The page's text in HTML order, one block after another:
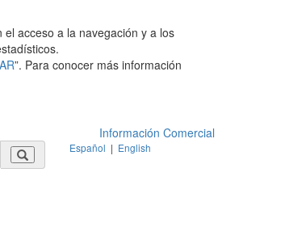
acceso a la navegación y a los
”. Para conocer más información
Información Comercial
Español | English